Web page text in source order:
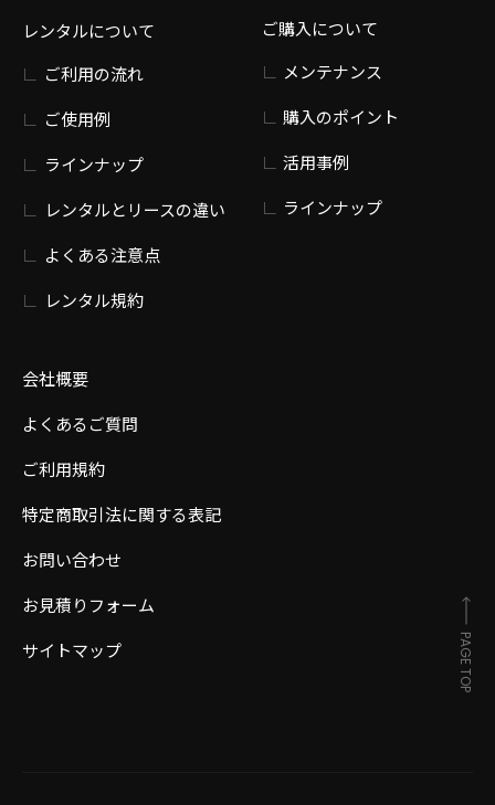
レンタルについて
ご利用の流れ
ご使用例
ラインナップ
レンタルとリースの違い
よくある注意点
レンタル規約
会社概要
よくあるご質問
ご利用規約
特定商取引法に関する表記
お問い合わせ
お見積りフォーム
サイトマップ
ご購入について
メンテナンス
購入のポイント
活用事例
ラインナップ
PAGE TOP